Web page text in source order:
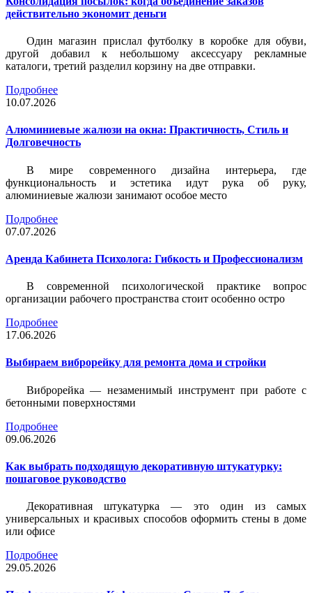
действительно экономит деньги
Один магазин прислал футболку в коробке для обуви,
другой добавил к небольшому аксессуару рекламные
каталоги, третий разделил корзину на две отправки.
Подробнее
10.07.2026
Алюминиевые жалюзи на окна: Практичность, Стиль и
Долговечность
В мире современного дизайна интерьера, где
функциональность и эстетика идут рука об руку,
алюминиевые жалюзи занимают особое место
Подробнее
07.07.2026
Аренда Кабинета Психолога: Гибкость и Профессионализм
В современной психологической практике вопрос
организации рабочего пространства стоит особенно остро
Подробнее
17.06.2026
Выбираем виброрейку для ремонта дома и стройки
Виброрейка — незаменимый инструмент при работе с
бетонными поверхностями
Подробнее
09.06.2026
Как выбрать подходящую декоративную штукатурку:
пошаговое руководство
Декоративная штукатурка — это один из самых
универсальных и красивых способов оформить стены в доме
или офисе
Подробнее
29.05.2026